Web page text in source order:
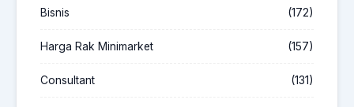
Bisnis (172)
Harga Rak Minimarket (157)
Consultant (131)